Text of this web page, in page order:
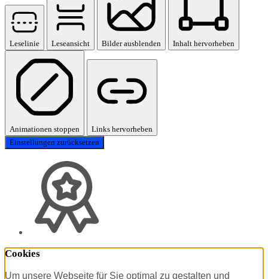
Leselinie Leseansicht Bilder ausblenden Inhalt hervorheben
Animationen stoppen
Links hervorheben
Einstellungen zurücksetzen
Cookies
Um unsere Webseite für Sie optimal zu gestalten und